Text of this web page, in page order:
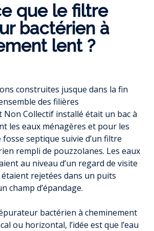
que le filtre
bactérien à
lent ?
construites jusque dans la fin
des filières
Non Collectif installé était un bac à
les eaux ménagères et pour les
septique suivie d’un filtre
rempli de pouzzolanes. Les eaux
au niveau d’un regard de visite
étaient rejetées dans un puits
champ d’épandage.
bactérien à cheminement
ou horizontal, l’idée est que l’eau